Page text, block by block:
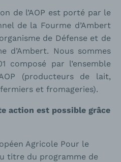
de l’AOP est porté par le
de la Fourme d’Ambert
de Défense et de
d’Ambert. Nous sommes
composé par l’ensemble
(producteurs de lait,
et fromageries).
action est possible grâce
Agricole Pour le
titre du programme de